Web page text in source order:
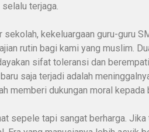
selalu terjaga.
sekolah, kekeluargaan guru-guru
rutin bagi kami yang muslim.
sifat toleransi dan
saja terjadi adalah
memberi dukungan moral kepada
sepele tapi sangat berharga.